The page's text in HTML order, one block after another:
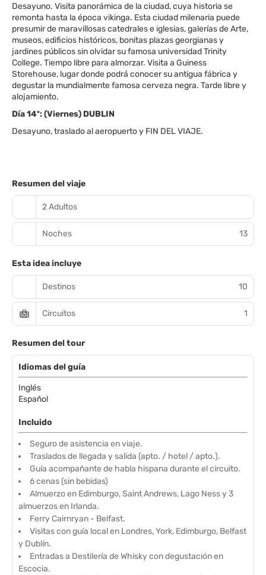
Desayuno. Visita panorámica de la ciudad, cuya historia se
remonta hasta la época vikinga. Esta ciudad milenaria puede
presumir de maravillosas catedrales e iglesias, galerías de Arte,
museos, edificios históricos, bonitas plazas georgianas y
jardines públicos sin olvidar su famosa universidad Trinity
College. Tiempo libre para almorzar. Visita a Guiness
Storehouse, lugar donde podrá conocer su antigua fábrica y
degustar la mundialmente famosa cerveza negra. Tarde libre y
alojamiento.
Día 14º: (Viernes) DUBLIN
Desayuno, traslado al aeropuerto y FIN DEL VIAJE.
Resumen del viaje
2 Adultos
Noches 13
Esta idea incluye
Destinos 10
Circuitos 1
Resumen del tour
Idiomas del guía
Inglés
Español
Incluido
Seguro de asistencia en viaje.
Traslados de llegada y salida (apto. / hotel / apto.).
Guía acompañante de habla hispana durante el circuito.
6 cenas (sin bebidas)
Almuerzo en Edimburgo, Saint Andrews, Lago Ness y 3
almuerzos en Irlanda.
Ferry Cairnryan - Belfast.
Visitas con guía local en Londres, York, Edimburgo, Belfast
y Dublín.
Entradas a Destilería de Whisky con degustación en
Escocia.